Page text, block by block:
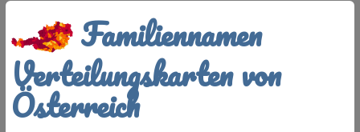
Familiennamen
Verteilungskarten von
Österreich